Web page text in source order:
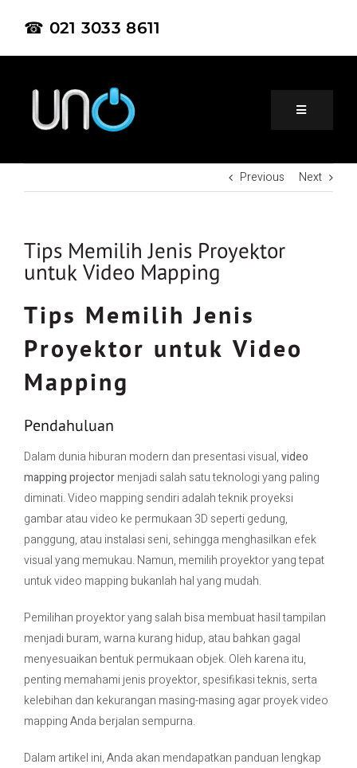
☎ 021 3033 8611
Home
Project
Previous Next
Tips Memilih Jenis Proyektor
untuk Video Mapping
Tips Memilih Jenis
Proyektor untuk Video
Mapping
Pendahuluan
Dalam dunia hiburan modern dan presentasi visual,video
mapping projectormenjadi salah satu teknologi yang paling
diminati. Video mapping sendiri adalah teknik proyeksi
gambar atau video ke permukaan 3D seperti gedung,
panggung, atau instalasi seni, sehingga menghasilkan efek
visual yang memukau. Namun, memilih proyektor yang tepat
untuk video mapping bukanlah hal yang mudah.
Pemilihan proyektor yang salah bisa membuat hasil tampilan
menjadi buram, warna kurang hidup, atau bahkan gagal
menyesuaikan bentuk permukaan objek. Oleh karena itu,
penting memahami jenis proyektor, spesifikasi teknis, serta
kelebihan dan kekurangan masing-masing agar proyek video
mapping Anda berjalan sempurna.
Dalam artikel ini, Anda akan mendapatkan panduan lengkap